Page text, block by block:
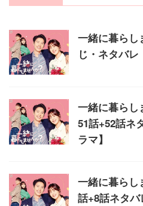
一緒に暮らし
じ・ネタバレ
一緒に暮らし
51話+52話ネ
ラマ】
一緒に暮らし
話+8話ネタ